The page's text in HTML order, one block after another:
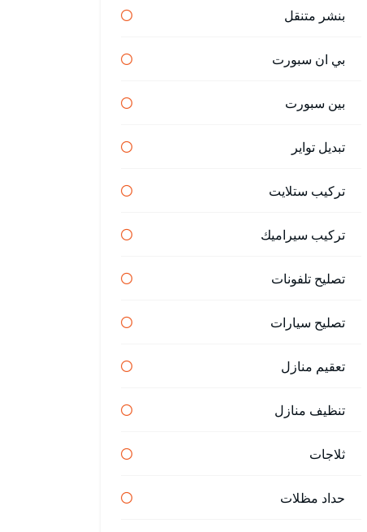
بنشر متنقل
بي ان سبورت
بين سبورت
تبديل تواير
تركيب ستلايت
تركيب سيراميك
تصليح تلفونات
تصليح سيارات
تعقيم منازل
تنظيف منازل
ثلاجات
حداد مظلات